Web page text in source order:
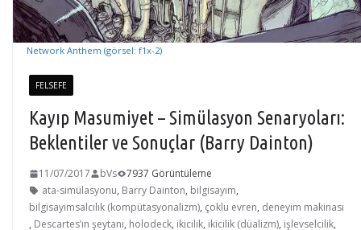
Network Anthem (görsel: f1x-2)
FELSEFE
Kayıp Masumiyet – Simülasyon Senaryoları:
Beklentiler ve Sonuçlar (Barry Dainton)
11/07/2017 bVs
7937 Görüntüleme
ata-simülasyonu, Barry Dainton, bilgisayım,
bilgisayımsalcılık (kompütasyonalizm), çoklu evren, deneyim makinası
, Descartes’ın şeytanı, holodeck, ikicilik, ikicilik (düalizm), işlevselcilik,